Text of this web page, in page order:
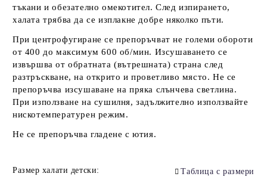
тъкани и обезателно омекотител. След изпирането,
халата трябва да се изплакне добре няколко пъти.
При центрофугиране се препоръчват не големи обороти
от 400 до максимум 600 об/мин. Изсушаването се
извършва от обратната (вътрешната) страна след
разтръскване, на открито и проветливо място. Не се
препоръчва изсушаване на пряка слънчева светлина.
При използване на сушилня, задължително използвайте
нискотемпературен режим.
Не се препоръчва гладене с ютия.
Размер халати детски: Таблица с размери